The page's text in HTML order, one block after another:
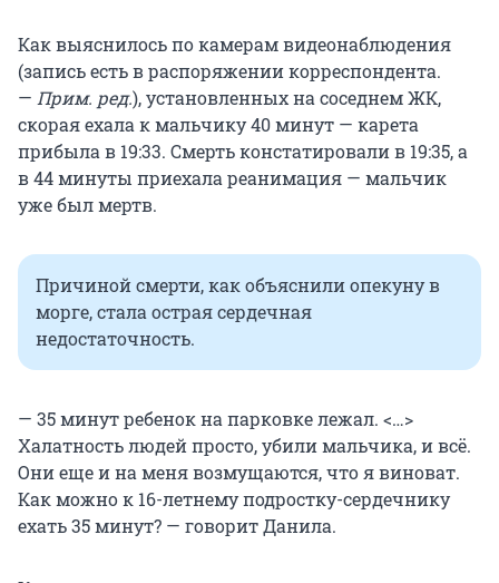
Как выяснилось по камерам видеонаблюдения
(запись есть в распоряжении корреспондента.
— Прим. ред.), установленных на соседнем ЖК,
скорая ехала к мальчику 40 минут — карета
прибыла в 19:33. Смерть констатировали в 19:35, а
в 44 минуты приехала реанимация — мальчик
уже был мертв.
Причиной смерти, как объяснили опекуну в
морге, стала острая сердечная
недостаточность.
— 35 минут ребенок на парковке лежал. <…>
Халатность людей просто, убили мальчика, и всё.
Они еще и на меня возмущаются, что я виноват.
Как можно к 16-летнему подростку-сердечнику
ехать 35 минут? — говорит Данила.